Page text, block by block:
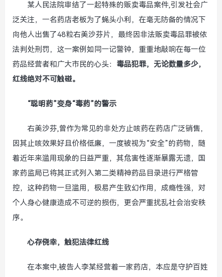
某人民法院审结了一起特殊的贩卖毒品案件,引发社会广
泛关注，一名药店老板为了蝇头小利，在毫无防备的情况下
向他人出售了48粒右美沙芬片，最终因非法贩卖毒品罪被依
法判处刑罚，这一案例如同一记警钟，重重地敲响在每一位
药品经营者和广大市民的心头： 毒品犯罪，无论数量多少，
红线绝对不可触碰。
“聪明药”变身“毒药”的警示
右美沙芬,曾作为常见的非处方止咳药在药店广泛销售，
因其止咳效果好且价格低廉，一度被视为“安全”的药物，随
着近年来滥用现象的日益严重，其危害性逐渐暴露无遗，国
家药监局已将其正式列入第二类精神药品目录进行严格管
控，这种药物一旦滥用，极易产生致幻作用，成瘾性强，对
个人身心健康造成不可逆的损伤，更会严重扰乱社会治安秩
序。
心存侥幸，触犯法律红线
在本案中,被告人李某经营着一家药店，本应是守护百姓